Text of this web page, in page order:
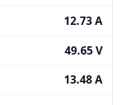
12.73 A
49.65 V
13.48 A